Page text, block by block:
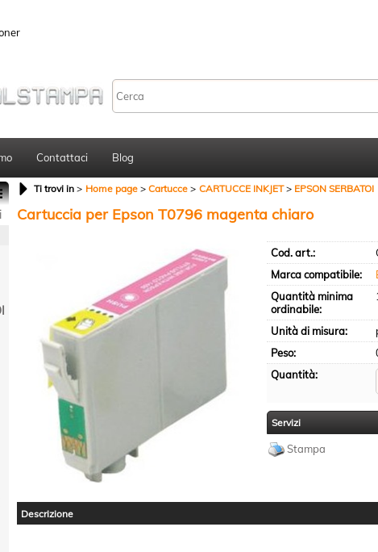
Contattaci Blog
Ti trovi in Home page Cartucce CARTUCCE INKJET EPSON SERBATOI
Cartuccia per Epson T0796 magenta chiaro
Cod. art.:
Marca compatibile:
Quantità minima
ordinabile:
Unità di misura:
Peso:
Quantità:
Servizi
Stampa
Descrizione